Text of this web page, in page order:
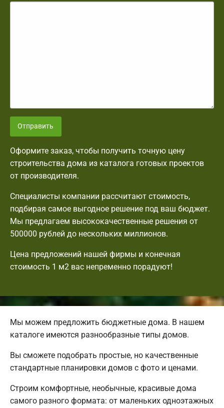
Отправить
Оформите заказ, чтобы получить точную цену
строительства дома из каталога готовых проектов
от производителя.
Специалисты компании рассчитают стоимость,
подбирая самое выгодное решение под ваш бюджет.
Мы предлагаем высококачественные решения от
500000 рублей до нескольких миллионов.
Цена предложений нашей фирмы и конечная
стоимость 1 м2 вас непременно порадуют!
Мы можем предложить бюджетные дома. В нашем
каталоге имеются разнообразные типы домов.
Вы сможете подобрать простые, но качественные
стандартные планировки домов с фото и ценами.
Строим комфортные, необычные, красивые дома
самого разного формата: от маленьких одноэтажных